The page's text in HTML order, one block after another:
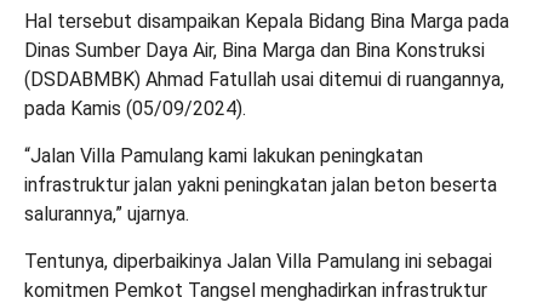
Hal tersebut disampaikan Kepala Bidang Bina Marga pada
Dinas Sumber Daya Air, Bina Marga dan Bina Konstruksi
(DSDABMBK) Ahmad Fatullah usai ditemui di ruangannya,
pada Kamis (05/09/2024).
“Jalan Villa Pamulang kami lakukan peningkatan
infrastruktur jalan yakni peningkatan jalan beton beserta
salurannya,” ujarnya.
Tentunya, diperbaikinya Jalan Villa Pamulang ini sebagai
komitmen Pemkot Tangsel menghadirkan infrastruktur